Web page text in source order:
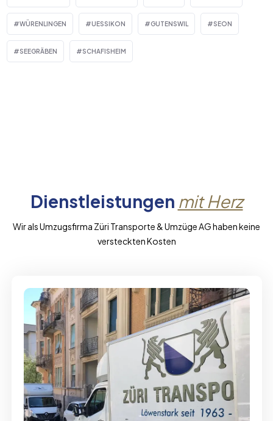
WÜRENLINGEN UESSIKON GUTENSWIL SEON
SEEGRÄBEN SCHAFISHEIM
Dienstleistungen mit Herz
Wir als Umzugsfirma Züri Transporte & Umzüge AG haben keine
versteckten Kosten